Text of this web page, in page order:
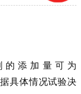
添加量可为
具体情况试验决